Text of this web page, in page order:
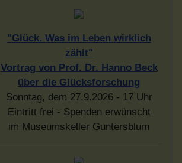
"Glück. Was im Leben wirklich
zählt"
Vortrag von Prof. Dr. Hanno Beck
über die Glücksforschung
Sonntag, dem 27.9.2026 - 17 Uhr
Eintritt frei - Spenden erwünscht
im Museumskeller Guntersblum